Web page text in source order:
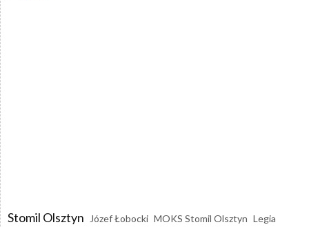
Stomil Olsztyn Józef Łobocki MOKS Stomil Olsztyn Legia